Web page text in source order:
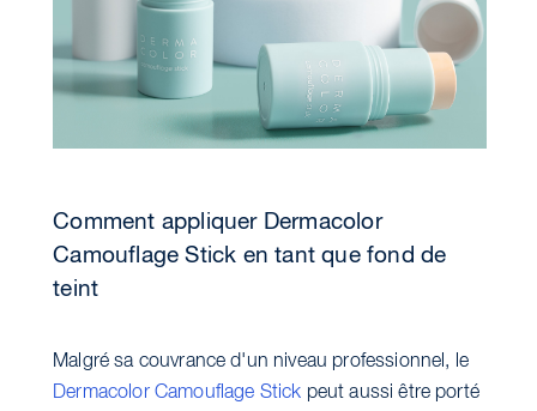
Comment appliquer Dermacolor
Camouflage Stick en tant que fond de
teint
Malgré sa couvrance d'un niveau professionnel, le
Dermacolor Camouflage Stick peut aussi être porté